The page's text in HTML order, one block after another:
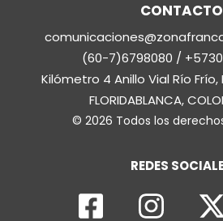
CONTACTO
(60-7)6798080 /
Kilómetro 4 Anillo Vial Río
FLORIDABLANCA,
© 2026 Todos los
REDES